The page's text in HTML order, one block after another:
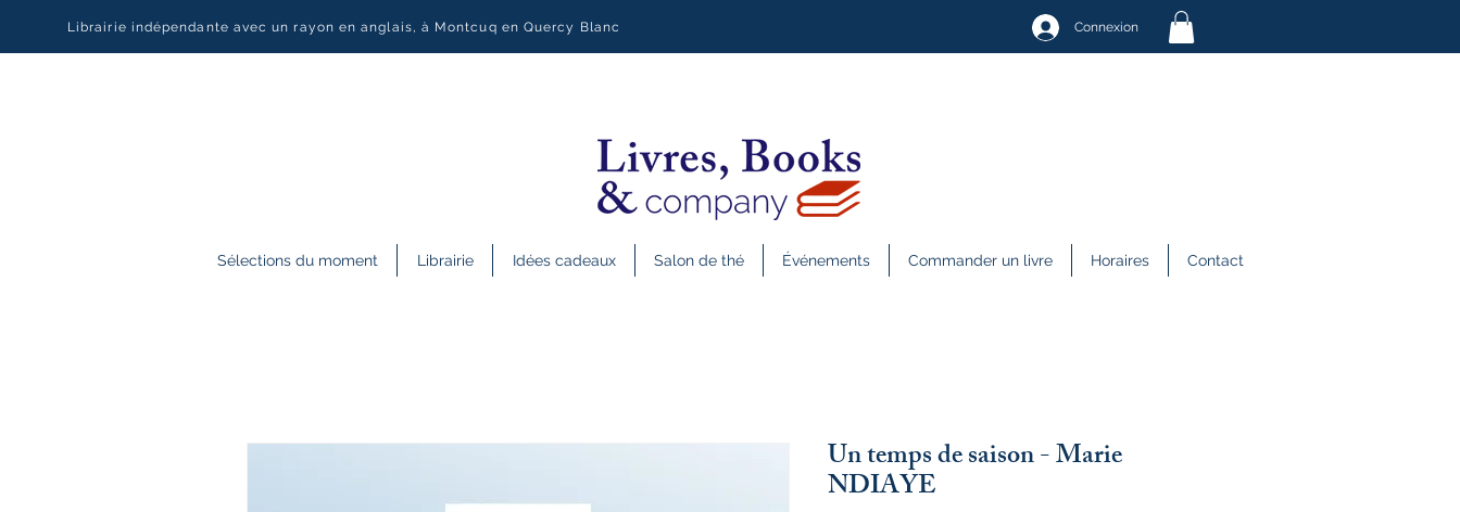
Librairie indépendante avec un rayon en anglais, à Montcuq en Quercy Blanc Connexion
Sélections du moment Librairie Idées cadeaux Salon de thé Événements Commander un livre Horaires Contact
Un temps de saison - Marie
NDIAYE